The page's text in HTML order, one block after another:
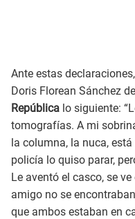
Ante estas
Doris Florean Sánchez
República lo siguiente:
tomografías. A mi
la columna, la nuca,
policía lo quiso parar,
Le aventó el casco, se
amigo no se
que ambos estaban en